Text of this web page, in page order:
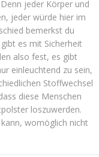
jeder Körper und
jeder würde hier im
bemerkst du
es mit Sicherheit
also fest, es gibt
einleuchtend zu sein,
Stoffwechsel
diese Menschen
loszuwerden.
womöglich nicht